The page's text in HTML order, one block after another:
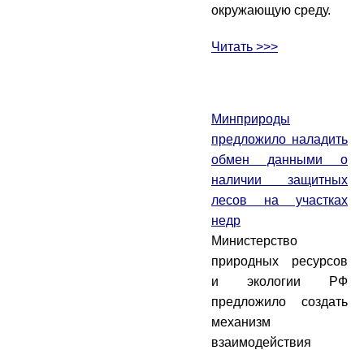
окружающую среду.
Читать >>>
Минприроды
предложило наладить
обмен данными о
наличии защитных
лесов на участках
недр
Министерство
природных ресурсов
и экологии РФ
предложило создать
механизм
взаимодействия